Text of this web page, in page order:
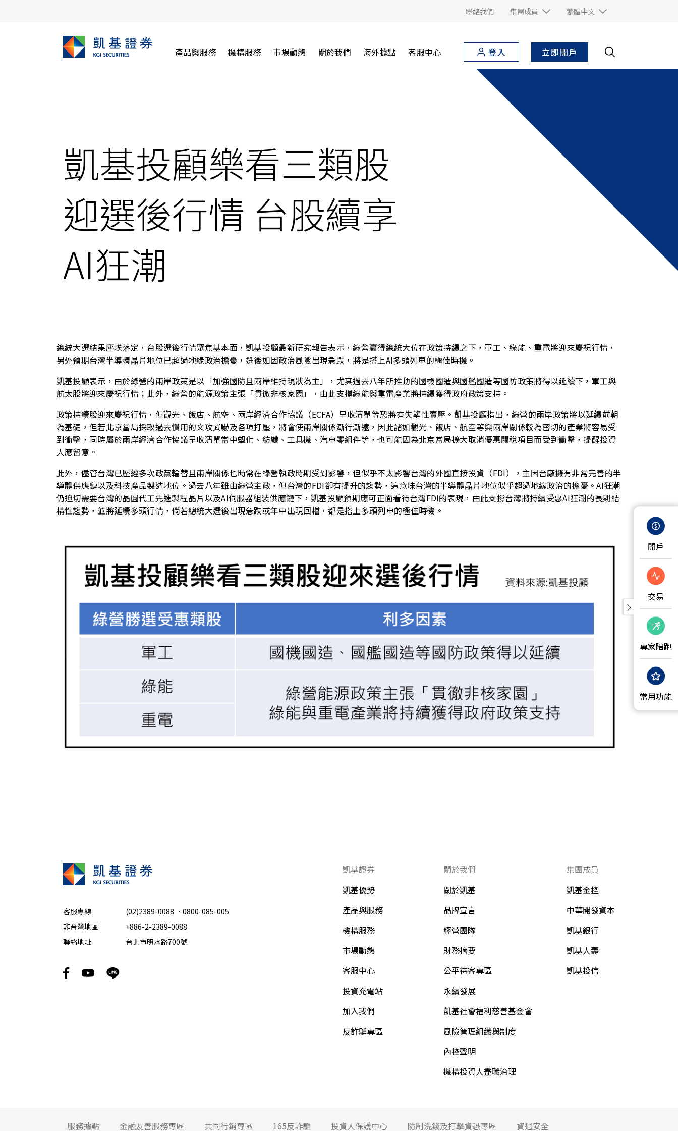
聯絡我們 集團成員 繁體中文
產品與服務 機構服務 市場動態 關於我們 海外據點 客服中心 登入 立即開戶
開戶
交易
專家陪跑
常用功能
凱基投顧樂看三類股
迎選後行情 台股續享
AI狂潮
總統大選結果塵埃落定，台股選後行情聚焦基本面，凱基投顧最新研究報告表示，綠營贏得總統大位在政策持續之下，軍工、綠能、重電將迎來慶祝行情，
另外預期台灣半導體晶片地位已超過地緣政治擔憂，選後如因政治風險出現急跌，將是搭上AI多頭列車的極佳時機。
凱基投顧表示，由於綠營的兩岸政策是以「加強國防且兩岸維持現狀為主」，尤其過去八年所推動的國機國造與國艦國造等國防政策將得以延續下，軍工與
航太股將迎來慶祝行情 ； 此外，綠營的能源政策主張「貫徹非核家園」，由此支撐綠能與重電產業將持續獲得政府政策支持。
政策持續股迎來慶祝行情，但觀光、飯店、航空、兩岸經濟合作協議（ECFA）早收清單等恐將有失望性賣壓。凱基投顧指出，綠營的兩岸政策將以延續前朝
為基礎，但若北京當局採取過去慣用的文攻武嚇及各項打壓，將會使兩岸關係漸行漸遠，因此諸如觀光、飯店、航空等與兩岸關係較為密切的產業將容易受
到衝擊，同時屬於兩岸經濟合作協議早收清單當中塑化、紡纖、工具機、汽車零組件等，也可能因為北京當局擴大取消優惠關稅項目而受到衝擊，提醒投資
人應留意。
此外，儘管台灣已歷經多次政黨輪替且兩岸關係也時常在綠營執政時期受到影響，但似乎不太影響台灣的外國直接投資（FDI），主因台廠擁有非常完善的半
導體供應鏈以及科技產品製造地位。過去八年雖由綠營主政，但台灣的FDI卻有提升的趨勢，這意味台灣的半導體晶片地位似乎超過地緣政治的擔憂。AI狂潮
仍迫切需要台灣的晶圓代工先進製程晶片以及AI伺服器組裝供應鏈下，凱基投顧預期應可正面看待台灣FDI的表現，由此支撐台灣將持續受惠AI狂潮的長期結
構性趨勢，並將延續多頭行情，倘若總統大選後出現急跌或年中出現回檔，都是搭上多頭列車的極佳時機。
客服專線 (02)2389-0088 ．0800-085-005
非台灣地區
+886-2-2389-0088
聯絡地址
台北市明水路700號
凱基證券
凱基優勢
產品與服務
機構服務
市場動態
客服中心
投資充電站
加入我們
反詐騙專區
關於我們
關於凱基
品牌宣言
經營團隊
財務摘要
公平待客專區
永續發展
凱基社會福利慈善基金會
風險管理組織與制度
內控聲明
機構投資人盡職治理
集團成員
凱基金控
中華開發資本
凱基銀行
凱基人壽
凱基投信
服務據點 金融友善服務專區 共同行銷專區 165反詐騙 投資人保護中心 防制洗錢及打擊資恐專區 資通安全